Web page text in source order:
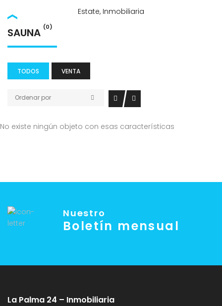
SAUNA (0)
TODOS VENTA
Ordenar por
No existe ningún objeto con esas características
Nuestro
Boletín mensual
La Palma 24 – Inmobiliaria